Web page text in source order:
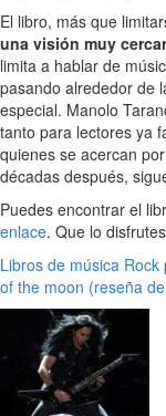
El libro, más que
una visión muy
limita a hablar de
pasando alrededor de
especial. Manolo
tanto para lectores ya
quienes se acercan
décadas después,
Puedes encontrar el
enlace. Que lo
Libros de música Rock
of the moon (reseña